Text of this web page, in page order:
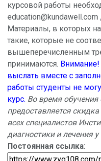
курсовой работы
education@kundawell.com
Материалы, в которых
такие, которые не
вышеперечисленным
принимаются.
выслать вместе с
работы студенты не
курс. Во время обучения
предоставляется
всех специалистов
диагностики и лечения
Постоянная ссылка: